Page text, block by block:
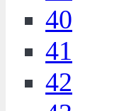
40
41
42